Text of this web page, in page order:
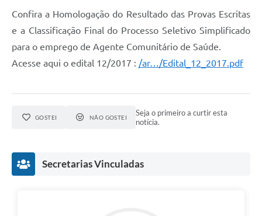
Confira a Homologação do Resultado das Provas Escritas
e a Classificação Final do Processo Seletivo Simplificado
para o emprego de Agente Comunitário de Saúde.
Acesse aqui o edital 12/2017 : /ar…/Edital_12_2017.pdf
GOSTEI NÃO GOSTEI
Seja o primeiro a curtir esta
notícia.
Secretarias Vinculadas